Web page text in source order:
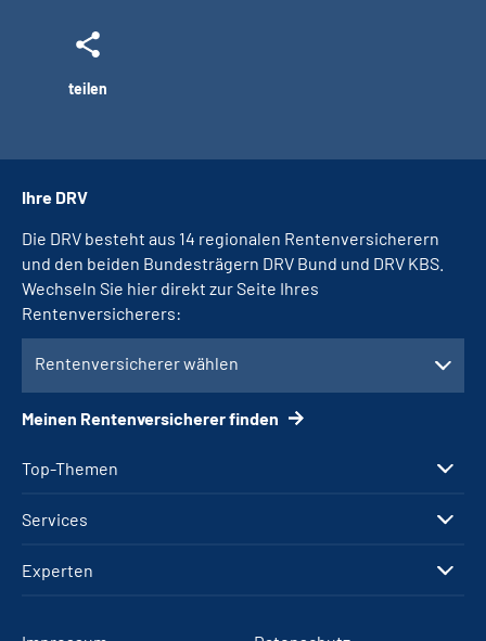
teilen
Top-Themen
Services
Experten
Ihre DRV
Die DRV besteht aus 14 regionalen Rentenversicherern
und den beiden Bundesträgern DRV Bund und DRV KBS.
Wechseln Sie hier direkt zur Seite Ihres
Rentenversicherers:
Rentenversicherer wählen
Meinen Rentenversicherer finden